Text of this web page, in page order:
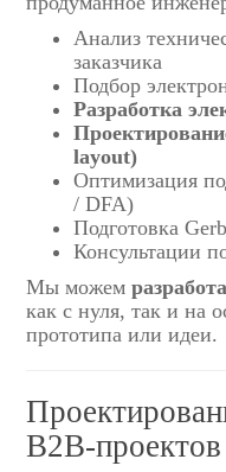
Анализ
заказчика
Подбор
Разработка
layout)
Оптимизация
/ DFA)
Подготовка
Консультации
Мы можем
как с нуля, так и на
прототипа или идеи.
B2B-проектов